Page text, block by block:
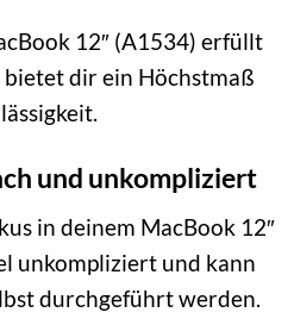
12″ (A1534) erfüllt
dir ein Höchstmaß
und unkompliziert
in deinem MacBook 12″
unkompliziert und kann
durchgeführt werden.